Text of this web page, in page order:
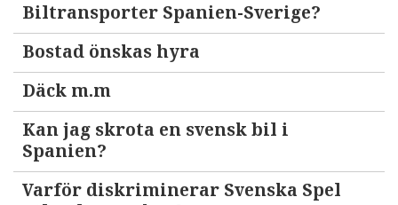
Biltransporter Spanien-Sverige?
Bostad önskas hyra
Däck m.m
Kan jag skrota en svensk bil i
Spanien?
Varför diskriminerar Svenska Spel